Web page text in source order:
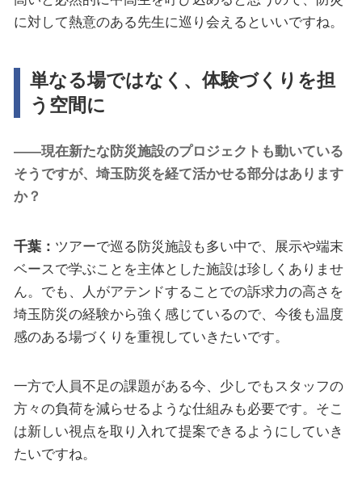
に対して熱意のある先生に巡り会えるといいですね。
単なる場ではなく、体験づくりを担
う空間に
――現在新たな防災施設のプロジェクトも動いている
そうですが、埼玉防災を経て活かせる部分はあります
か？
千葉： ツアーで巡る防災施設も多い中で、展示や端末
ベースで学ぶことを主体とした施設は珍しくありませ
ん。でも、人がアテンドすることでの訴求力の高さを
埼玉防災の経験から強く感じているので、今後も温度
感のある場づくりを重視していきたいです。
一方で人員不足の課題がある今、少しでもスタッフの
方々の負荷を減らせるような仕組みも必要です。そこ
は新しい視点を取り入れて提案できるようにしていき
たいですね。